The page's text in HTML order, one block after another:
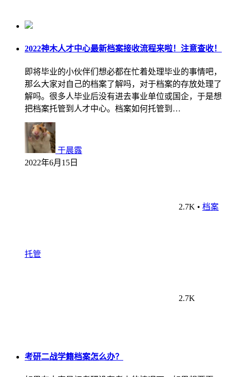
2022神木人才中心最新档案接收流程来啦！注意查收！
即将毕业的小伙伴们想必都在忙着处理毕业的事情吧，
那么大家对自己的档案了解吗，对于档案的存放处理了
解吗。很多人毕业后没有进去事业单位或国企，于是想
把档案托管到人才中心。档案如何托管到…
于晨露
2022年6月15日
2.7K • 档案
托管
2.7K
考研二战学籍档案怎么办？